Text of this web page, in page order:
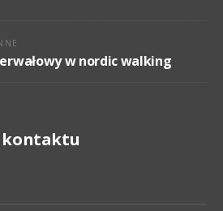
w nordic walking
kontaktu